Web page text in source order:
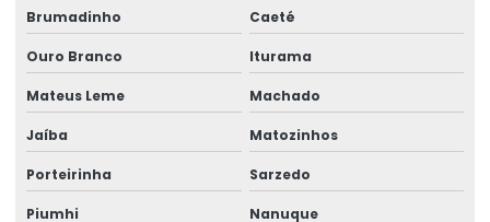
Projetos especiais em talhas elétricas
Radio controle para ponte rolante
Reforma de caminho de rolamento
Reforma De Equipamentos De Movimentação De Cargas
Reforma De Talhas Elétricas
Brumadinho Caeté
Ouro Branco Iturama
Mateus Leme Machado
Jaíba Matozinhos
Porteirinha Sarzedo
Piumhi Nanuque